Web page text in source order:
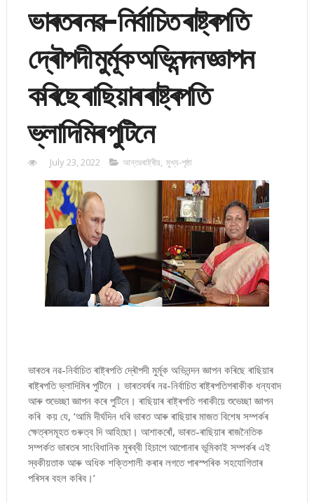
ভাৰতৰ নৱ-নিৰ্বাচিত ৰাষ্ট্ৰপতি
দ্ৰৌপদী মুৰ্মূক অভিনন্দন জ্ঞাপন
কৰিছে ৰাছিয়াৰ ৰাষ্ট্ৰপতি
ভ্লাদিমিৰ পুটিনে
July 23, 2022 আন্তঃৰাষ্ট্ৰীয় মুখ্য-পৃষ্ঠা
ভাৰতৰ নৱ-নিৰ্বাচিত ৰাষ্ট্ৰপতি দ্ৰৌপদী মুৰ্মূক অভিনন্দন জ্ঞাপন কৰিছে ৰাছিয়াৰ
ৰাষ্ট্ৰপতি ভ্লাদিমিৰ পুটিনে । ভাৰতবৰ্ষৰ নৱ-নিৰ্বাচিত ৰাষ্ট্ৰপতিগৰাকীক ধন্যবাদ
আৰু শুভেচ্ছা জ্ঞাপন কৰে পুটিনে। ৰাছিয়াৰ ৰাষ্ট্ৰপতি গৰাকীয়ে শুভেচ্ছা জ্ঞাপন
কৰি কয় যে, ‘আমি দীৰ্ঘদিন ধৰি ভাৰত আৰু ৰাছিয়াৰ মাজত বিশেষ সম্পৰ্কৰ
ক্ষেত্ৰসমূহত গুৰুত্ব দি আহিছো। আশাকৰোঁ, ভাৰত-ৰাছিয়াৰ ৰাজনৈতিক
সম্পৰ্কত ভাৰতৰ সাংবিধানিক মুৰব্বী হিচাপে আপোনাৰ ভূমিকাই সম্পৰ্কৰ এই
স্বকীয়তাক আৰু অধিক শক্তিশালী কৰাৰ লগতে পাৰস্পৰিক সহযোগিতাৰ
পৰিসৰ বহল কৰিব।’